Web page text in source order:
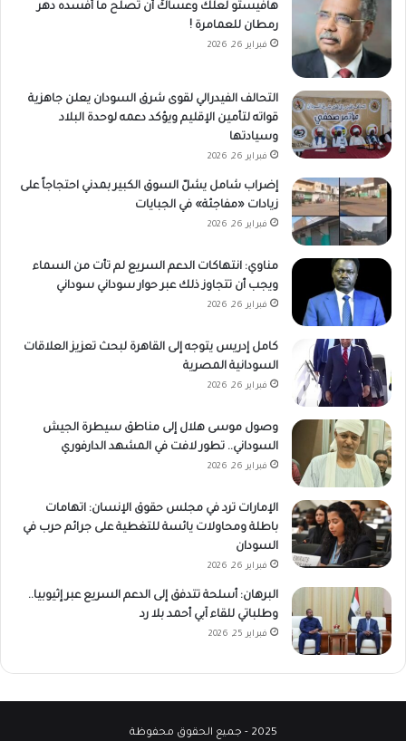
هافيستو لعلك وعساكَ أن تُصلح ما أفسده دهر
رمطان للعمامرة !
فبراير 26, 2026
التحالف الفيدرالي لقوى شرق السودان يعلن جاهزية
قواته لتأمين الإقليم ويؤكد دعمه لوحدة البلاد
وسيادتها
فبراير 26, 2026
إضراب شامل يشلّ السوق الكبير بمدني احتجاجاً على
زيادات «مفاجئة» في الجبايات
فبراير 26, 2026
مناوي: انتهاكات الدعم السريع لم تأت من السماء
ويجب أن تتجاوز ذلك عبر حوار سوداني سوداني
فبراير 26, 2026
كامل إدريس يتوجه إلى القاهرة لبحث تعزيز العلاقات
السودانية المصرية
فبراير 26, 2026
وصول موسى هلال إلى مناطق سيطرة الجيش
السوداني.. تطور لافت في المشهد الدارفوري
فبراير 26, 2026
الإمارات ترد في مجلس حقوق الإنسان: اتهامات
باطلة ومحاولات يائسة للتغطية على جرائم حرب في
السودان
فبراير 26, 2026
البرهان: أسلحة تتدفق إلى الدعم السريع عبر إثيوبيا..
وطلباتي للقاء آبي أحمد بلا رد
فبراير 25, 2026
2025 - جميع الحقوق محفوظة